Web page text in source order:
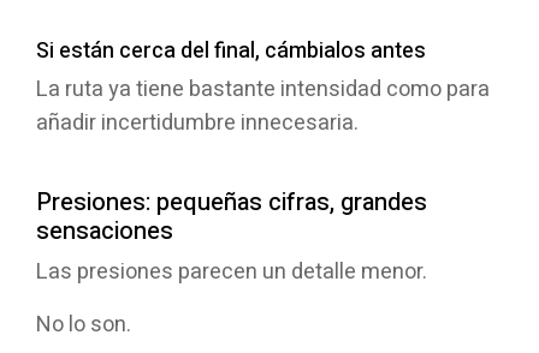
Si están cerca del final, cámbialos antes
La ruta ya tiene bastante intensidad como para
añadir incertidumbre innecesaria.
Presiones: pequeñas cifras, grandes
sensaciones
Las presiones parecen un detalle menor.
No lo son.